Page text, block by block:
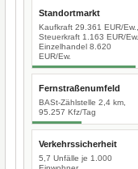
Standortmarkt
Kaufkraft 29.361 EUR/Ew.,
Steuerkraft 1.163 EUR/Ew.,
Einzelhandel 8.620
EUR/Ew.
Fernstraßenumfeld
BASt-Zählstelle 2,4 km,
95.257 Kfz/Tag
Verkehrssicherheit
5,7 Unfälle je 1.000